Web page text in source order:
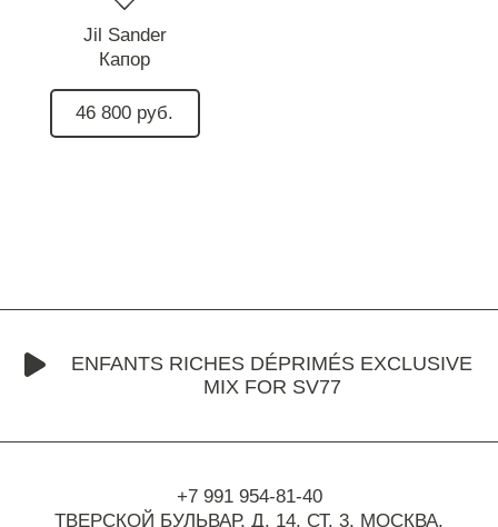
Jil Sander
Капор
46 800 руб.
ENFANTS RICHES DÉPRIMÉS EXCLUSIVE
MIX FOR SV77
+7 991 954-81-40
ТВЕРСКОЙ БУЛЬВАР, Д. 14, СТ. 3, МОСКВА,